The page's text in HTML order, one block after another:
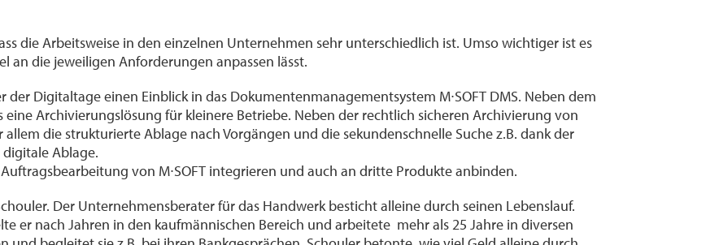
die Arbeitsweise in den einzelnen Unternehmen sehr unterschiedlich ist. Umso wichtiger ist es
an die jeweiligen Anforderungen anpassen lässt.
Digitaltage einen Einblick in das Dokumentenmanagementsystem M∙SOFT DMS. Neben dem
eine Archivierungslösung für kleinere Betriebe. Neben der rechtlich sicheren Archivierung von
die strukturierte Ablage nach Vorgängen und die sekundenschnelle Suche z.B. dank der
Ablage.
Auftragsbearbeitung von M∙SOFT integrieren und auch an dritte Produkte anbinden.
Der Unternehmensberater für das Handwerk besticht alleine durch seinen Lebenslauf.
er nach Jahren in den kaufmännischen Bereich und arbeitete mehr als 25 Jahre in diversen